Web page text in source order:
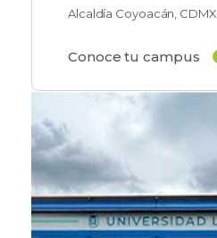
Alcaldía Coyoacán, CDMX
Conoce tu campus